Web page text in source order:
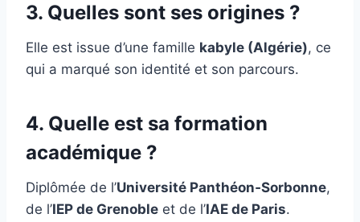
3. Quelles sont ses origines ?
Elle est issue d’une famille kabyle (Algérie), ce
qui a marqué son identité et son parcours.
4. Quelle est sa formation
académique ?
Diplômée de l’Université Panthéon‑Sorbonne,
de l’IEP de Grenoble et de l’IAE de Paris.